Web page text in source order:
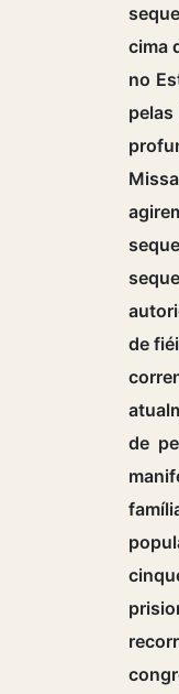
cima
no
de
de